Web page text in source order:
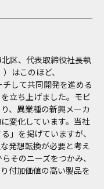
区、代表取締役社長執
はこのほど、
して共同開発を進める
立ち上げました。モビ
、異業種の新興メーカ
変化しています。当社
」を掲げていますが、
発想転換が必要と考え
そのニーズをつかみ、
付加価値の高い製品を